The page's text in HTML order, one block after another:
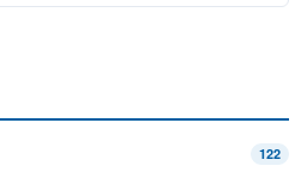
122